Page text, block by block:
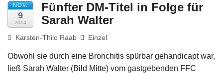
NOV.
9
2014
Fünfter DM-Titel in Folge für
Sarah Walter
Karsten-Thilo Raab Einzel
Obwohl sie durch eine Bronchitis spürbar gehandicapt war,
ließ Sarah Walter (Bild Mitte) vom gastgebenden FFC